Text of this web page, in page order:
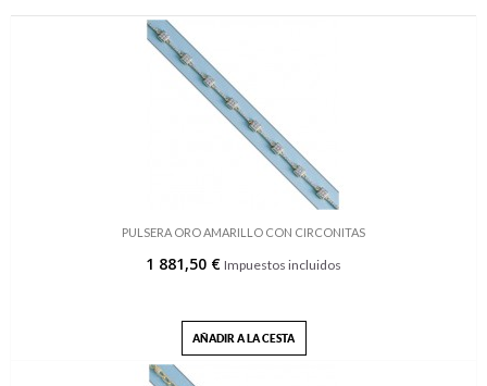
PULSERA ORO AMARILLO CON CIRCONITAS
1 881,50 € Impuestos incluidos
AÑADIR A LA CESTA